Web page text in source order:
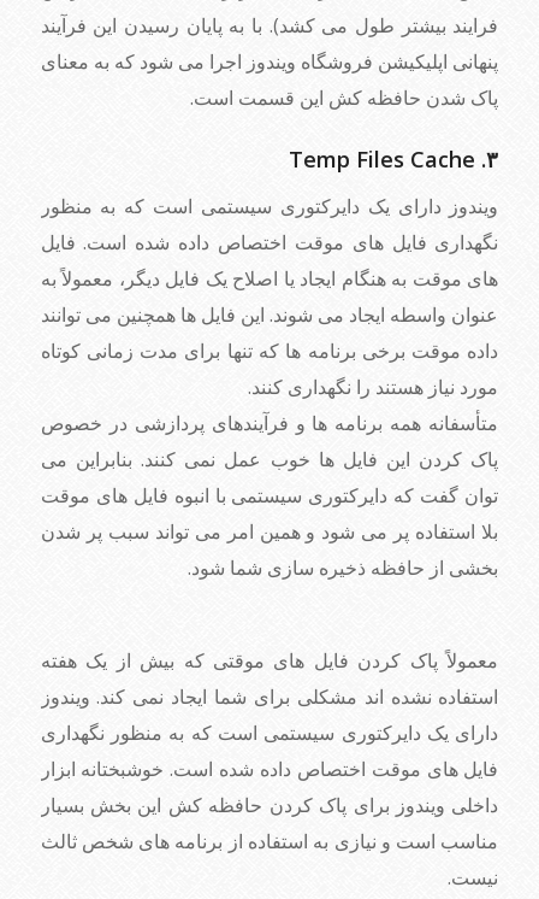
فرایند بیشتر طول می کشد). با به پایان رسیدن این فرآیند
پنهانی اپلیکیشن فروشگاه ویندوز اجرا می شود که به معنای
پاک شدن حافظه کش این قسمت است.
۳. Temp Files Cache
ویندوز دارای یک دایرکتوری سیستمی است که به منظور
نگهداری فایل های موقت اختصاص داده شده است. فایل
های موقت به هنگام ایجاد یا اصلاح یک فایل دیگر، معمولاً به
عنوان واسطه ایجاد می شوند. این فایل ها همچنین می توانند
داده موقت برخی برنامه ها که تنها برای مدت زمانی کوتاه
مورد نیاز هستند را نگهداری کنند.
متأسفانه همه برنامه ها و فرآیندهای پردازشی در خصوص
پاک کردن این فایل ها خوب عمل نمی کنند. بنابراین می
توان گفت که دایرکتوری سیستمی با انبوه فایل های موقت
بلا استفاده پر می شود و همین امر می تواند سبب پر شدن
بخشی از حافظه ذخیره سازی شما شود.
معمولاً پاک کردن فایل های موقتی که بیش از یک هفته
استفاده نشده اند مشکلی برای شما ایجاد نمی کند. ویندوز
دارای یک دایرکتوری سیستمی است که به منظور نگهداری
فایل های موقت اختصاص داده شده است. خوشبختانه ابزار
داخلی ویندوز برای پاک کردن حافظه کش این بخش بسیار
مناسب است و نیازی به استفاده از برنامه های شخص ثالث
نیست.